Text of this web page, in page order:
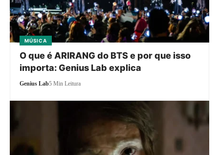
MÚSICA
O que é ARIRANG do BTS e por que isso
importa: Genius Lab explica
Genius Lab5 Min Leitura